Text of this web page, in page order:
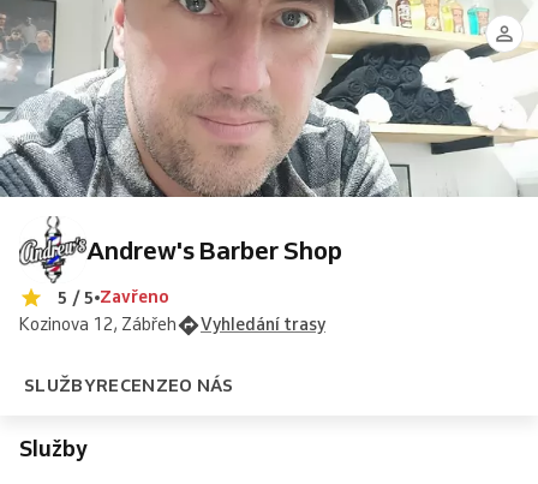
Andrew's Barber Shop
5 / 5 Zavřeno
Kozinova 12, Zábřeh
Vyhledání trasy
SLUŽBYRECENZEO NÁS
Služby
úprava
vousů
holení
na
čisto
na
čisto
(Hot
towel)
vousů
střih
6-
15
let
Střih